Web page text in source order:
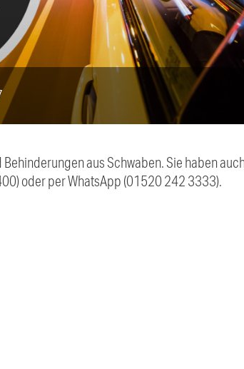
aus Schwaben. Sie haben
oder per WhatsApp (01520 242 3333).